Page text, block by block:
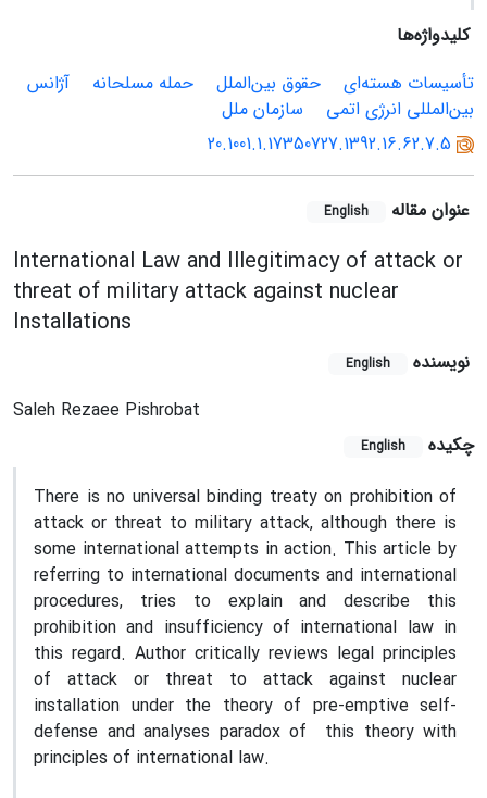
کلیدواژه‌ها
تأسیسات هسته‌ای
حقوق بین‌الملل حمله مسلحانه
آژانس
بین‌المللی انرژی اتمی
سازمان ملل
20.1001.1.17350727.1392.16.62.7.5
عنوان مقاله English
International Law and Illegitimacy of attack or
threat of military attack against nuclear
Installations
نویسنده English
Saleh Rezaee Pishrobat
چکیده
English
There is no universal binding treaty on prohibition of
attack or threat to military attack, although there is
some international attempts in action. This article by
referring to international documents and international
procedures, tries to explain and describe this
prohibition and insufficiency of international law in
this regard. Author critically reviews legal principles
of attack or threat to attack against nuclear
installation under the theory of pre-emptive self-
defense and analyses paradox of this theory with
principles of international law.